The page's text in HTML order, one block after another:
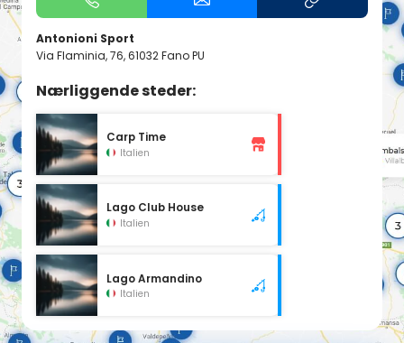
Antonioni Sport
Via Flaminia, 76, 61032 Fano PU
Nærliggende steder:
Carp Time
Italien
Lago Club House
Italien
Lago Armandino
Italien